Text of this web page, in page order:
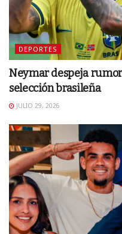
DEPORTES
Neymar despeja
selección brasileña
JULIO 29, 2026